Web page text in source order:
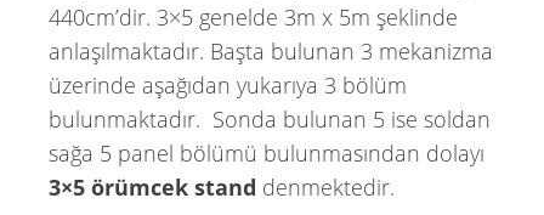
440cm’dir. 3×5 genelde 3m x 5m şeklinde
anlaşılmaktadır. Başta bulunan 3 mekanizma
üzerinde aşağıdan yukarıya 3 bölüm
bulunmaktadır. Sonda bulunan 5 ise soldan
sağa 5 panel bölümü bulunmasından dolayı
3×5 örümcek stand denmektedir.